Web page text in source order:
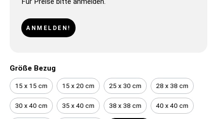
ANMELDEN!
Größe Bezug
15 x 15 cm 15 x 20 cm 25 x 30 cm 28 x 38 cm
30 x 40 cm 35 x 40 cm 38 x 38 cm 40 x 40 cm